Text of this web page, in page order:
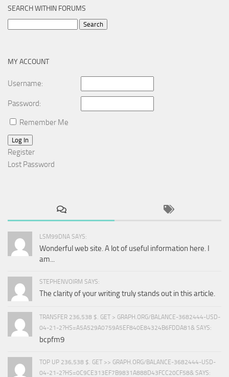
SEARCH WITHIN FORUMS
MY ACCOUNT
Username:
Password:
Remember Me
Log In
Register
Lost Password
LSM99DNA SAYS:
Wonderful web site. A lot of useful information here. I
am...
STEPHENVOIRM SAYS:
The clarity of your writing truly stands out in this article.
TRANSFER 236,538 $. GET > GRAPH.ORG/BALANCE-3682444-USD-
04-21-2?HS=A5A529A0759A5EF840E84324B6FDDA81& SAYS:
bcpfm9
TOP UP 236,538 $. GET >> GRAPH.ORG/BALANCE-3682444-USD-
04-21-2?HS=0C9CE313EF7B9831A888D43FCC20CF58& SAYS: